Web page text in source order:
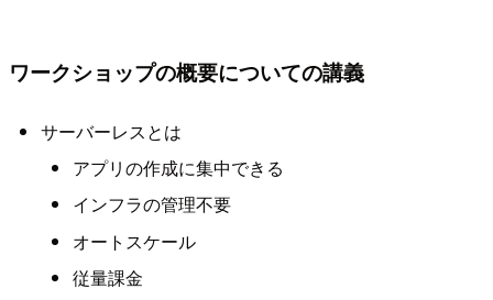
ワークショップの概要についての講義
サーバーレスとは
アプリの作成に集中できる
インフラの管理不要
オートスケール
従量課金